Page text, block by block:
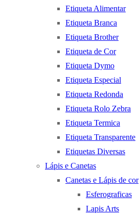
Etiqueta Alimentar
Etiqueta Branca
Etiqueta Brother
Etiqueta de Cor
Etiqueta Dymo
Etiqueta Especial
Etiqueta Redonda
Etiqueta Rolo Zebra
Etiqueta Termica
Etiqueta Transparente
Etiquetas Diversas
Lápis e Canetas
Canetas e Lápis de cor
Esferograficas
Lapis Arts